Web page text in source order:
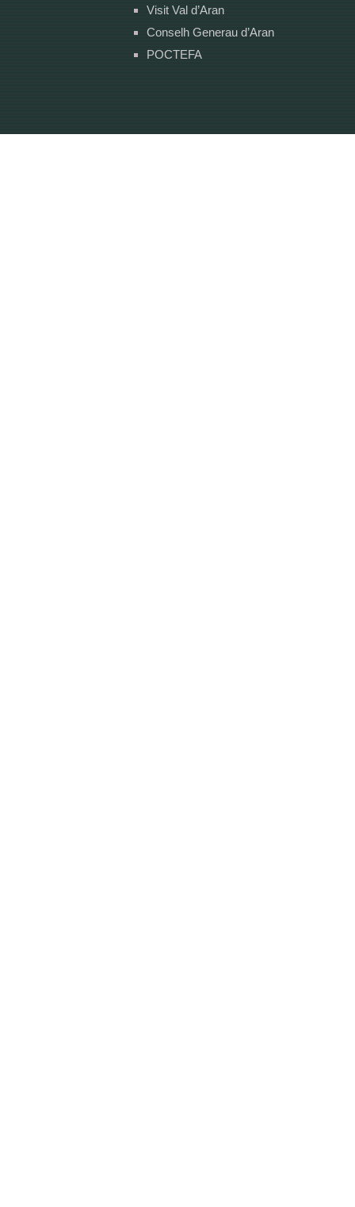
Visit Val d’Aran
Conselh Generau d’Aran
POCTEFA